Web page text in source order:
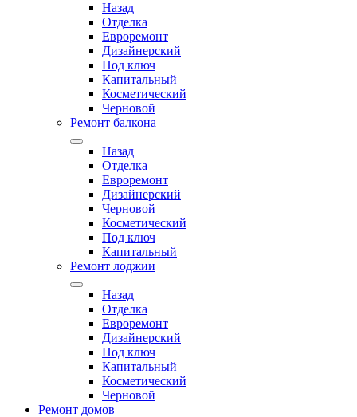
Назад
Отделка
Евроремонт
Дизайнерский
Под ключ
Капитальный
Косметический
Черновой
Ремонт балкона
Назад
Отделка
Евроремонт
Дизайнерский
Черновой
Косметический
Под ключ
Капитальный
Ремонт лоджии
Назад
Отделка
Евроремонт
Дизайнерский
Под ключ
Капитальный
Косметический
Черновой
Ремонт домов